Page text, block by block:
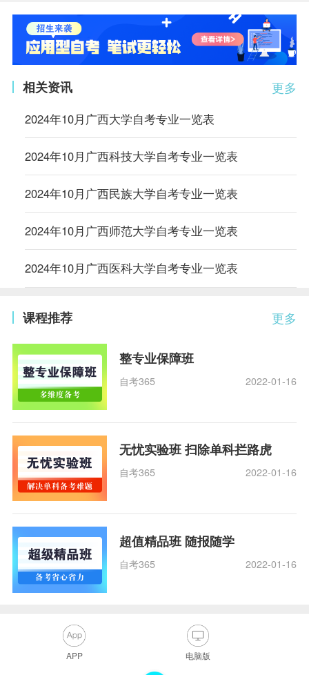
更多
相关资讯
2024年10月广西大学自考专业一览表
2024年10月广西科技大学自考专业一览表
2024年10月广西民族大学自考专业一览表
2024年10月广西师范大学自考专业一览表
2024年10月广西医科大学自考专业一览表
更多
课程推荐
整专业保障班
自考365 2022-01-16
无忧实验班 扫除单科拦路虎
自考365 2022-01-16
超值精品班 随报随学
自考365 2022-01-16
APP 电脑版